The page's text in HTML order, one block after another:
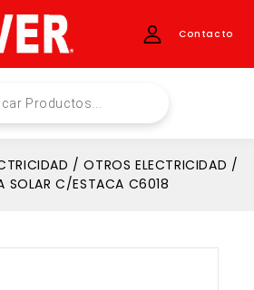
Contacto
/ OTROS ELECTRICIDAD /
SOLAR C/ESTACA C6018